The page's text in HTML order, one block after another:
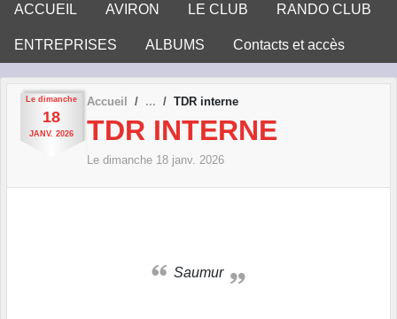
ACCUEIL AVIRON LE CLUB RANDO CLUB
ENTREPRISES ALBUMS Contacts et accès
Le dimanche
18
JANV. 2026
Accueil TDR interne
TDR INTERNE
Le dimanche 18 janv. 2026
Saumur